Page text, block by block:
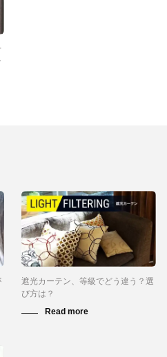
遮光カーテン、等級でどう違う？選
び方は？